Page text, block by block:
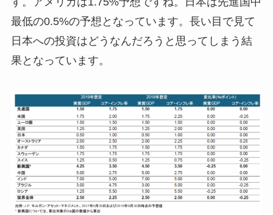
最低の0.5%の予想となっています。長い目で見て
日本への投資はどうなんだろうと思ってしまう結
果となっています。